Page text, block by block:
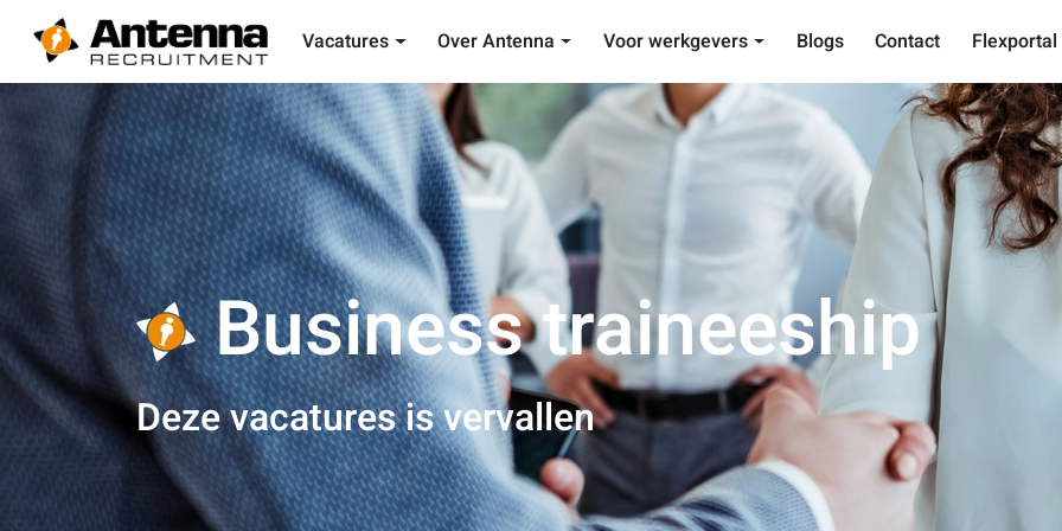
Vacatures Over Antenna Voor werkgevers Blogs Contact Flexportal
Business traineeship
Deze vacatures is vervallen